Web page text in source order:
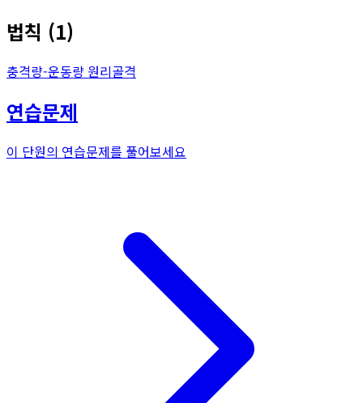
법칙 (1)
충격량-운동량 원리골격
연습문제
이 단원의 연습문제를 풀어보세요